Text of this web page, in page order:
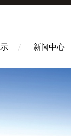
新闻中心